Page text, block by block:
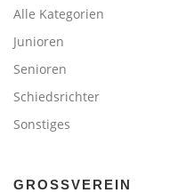
Alle Kategorien
Junioren
Senioren
Schiedsrichter
Sonstiges
GROSSVEREIN